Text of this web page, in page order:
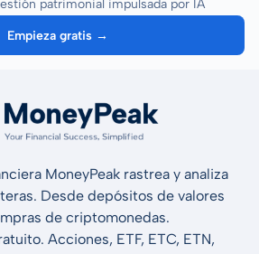
patrimonial impulsada por IA
Empieza gratis →
MoneyPeak rastrea y analiza
Desde depósitos de valores
de criptomonedas.
Acciones, ETF, ETC, ETN,